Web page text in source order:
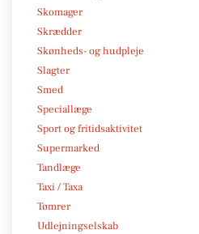
Skomager
Skrædder
Skønheds- og hudpleje
Slagter
Smed
Speciallæge
Sport og fritidsaktivitet
Supermarked
Tandlæge
Taxi / Taxa
Tømrer
Udlejningselskab